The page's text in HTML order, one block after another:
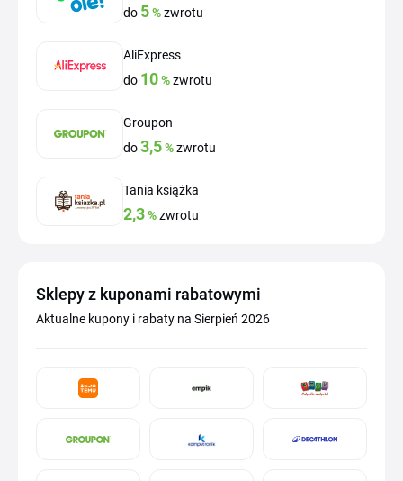
do 5%zwrotu
AliExpress
do 10%zwrotu
Groupon
do3,5%zwrotu
Tania książka
2,3%zwrotu
Sklepy z kuponami rabatowymi
Aktualne kupony i rabaty na Sierpień 2026